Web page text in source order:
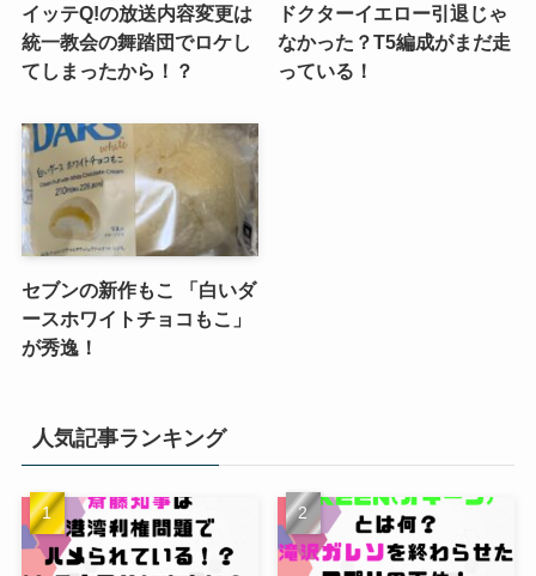
イッテQ!の放送内容変更は
統一教会の舞踏団でロケし
てしまったから！？
ドクターイエロー引退じゃ
なかった？T5編成がまだ走
っている！
セブンの新作もこ 「白いダ
ースホワイトチョコもこ」
が秀逸！
人気記事ランキング